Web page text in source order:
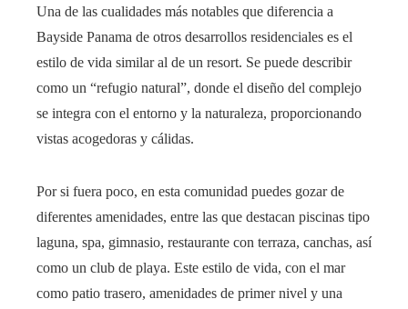
Una de las cualidades más notables que diferencia a
Bayside Panama de otros desarrollos residenciales es el
estilo de vida similar al de un resort. Se puede describir
como un “refugio natural”, donde el diseño del complejo
se integra con el entorno y la naturaleza, proporcionando
vistas acogedoras y cálidas.
Por si fuera poco, en esta comunidad puedes gozar de
diferentes amenidades, entre las que destacan piscinas tipo
laguna, spa, gimnasio, restaurante con terraza, canchas, así
como un club de playa. Este estilo de vida, con el mar
como patio trasero, amenidades de primer nivel y una